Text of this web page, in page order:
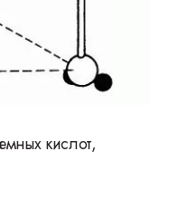
кислот,